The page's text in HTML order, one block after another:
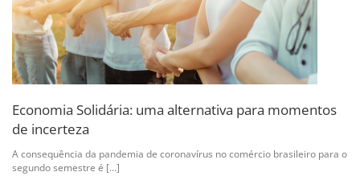
Economia Solidária: uma alternativa para momentos
de incerteza
A consequência da pandemia de coronavírus no comércio brasileiro para o
segundo semestre é [...]